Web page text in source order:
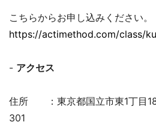
こちらからお申し込みください。
https://actimethod.com/class/
- アクセス
住所 ：東京都国立市東1丁目
301